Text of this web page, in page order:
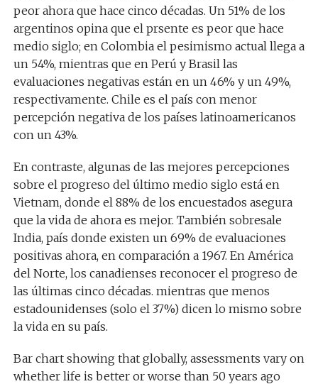
peor ahora que hace cinco décadas. Un 51% de los
argentinos opina que el prsente es peor que hace
medio siglo; en Colombia el pesimismo actual llega a
un 54%, mientras que en Perú y Brasil las
evaluaciones negativas están en un 46% y un 49%,
respectivamente. Chile es el país con menor
percepción negativa de los países latinoamericanos
con un 43%.
En contraste, algunas de las mejores percepciones
sobre el progreso del último medio siglo está en
Vietnam, donde el 88% de los encuestados asegura
que la vida de ahora es mejor. También sobresale
India, país donde existen un 69% de evaluaciones
positivas ahora, en comparación a 1967. En América
del Norte, los canadienses reconocer el progreso de
las últimas cinco décadas. mientras que menos
estadounidenses (solo el 37%) dicen lo mismo sobre
la vida en su país.
Bar chart showing that globally, assessments vary on
whether life is better or worse than 50 years ago